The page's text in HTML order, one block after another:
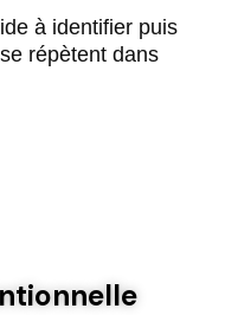
à identifier puis
répètent dans